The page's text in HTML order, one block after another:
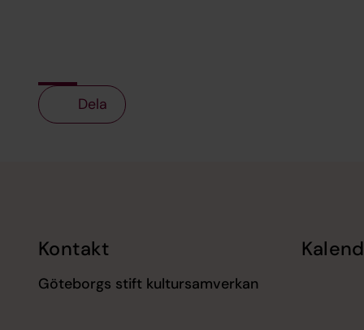
Dela
Kontakt
Göteborgs stift kultursamverkan